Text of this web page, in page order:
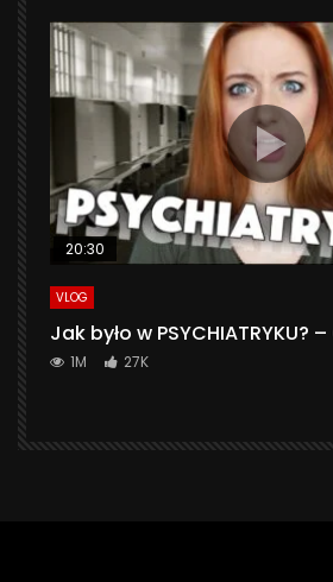
20:30
VLOG
Jak było w PSYCHIATRYKU?
1M 27K